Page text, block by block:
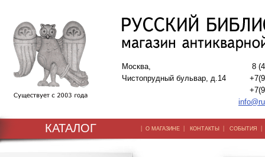
Москва,
Чистопрудный бульвар, д.14
8
КАТАЛОГ | О МАГАЗИНЕ | КОНТАКТЫ | СОБЫТИЯ